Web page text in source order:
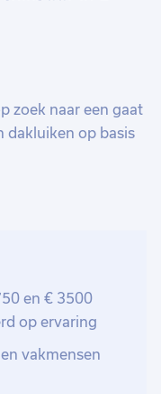
zoek naar een gaat
dakluiken op basis
en
en dakluiken
en € 3500
op ervaring
vakmensen